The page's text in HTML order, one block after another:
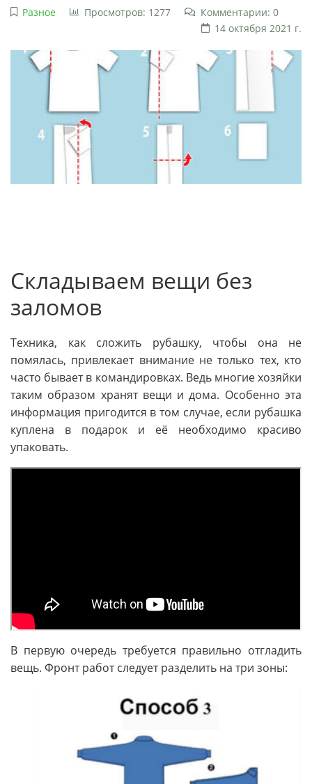
Разное Просмотров: 1277
Комментарии: 0
14 октября 2021 г.
Складываем вещи без
заломов
Техника, как сложить рубашку, чтобы она не
помялась, привлекает внимание не только тех, кто
часто бывает в командировках. Ведь многие хозяйки
таким образом хранят вещи и дома. Особенно эта
информация пригодится в том случае, если рубашка
куплена в подарок и её необходимо красиво
упаковать.
В первую очередь требуется правильно отгладить
вещь. Фронт работ следует разделить на три зоны: